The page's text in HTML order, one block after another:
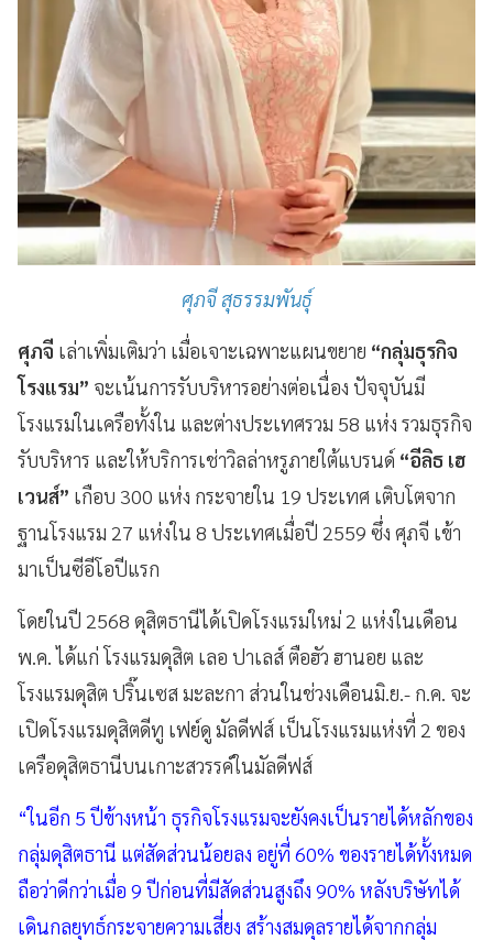
ศุภจี สุธรรมพันธุ์
ศุภจี เล่าเพิ่มเติมว่า เมื่อเจาะเฉพาะแผนขยาย “กลุ่มธุรกิจ
โรงแรม” จะเน้นการรับบริหารอย่างต่อเนื่อง ปัจจุบันมี
โรงแรมในเครือทั้งใน และต่างประเทศรวม 58 แห่ง รวมธุรกิจ
รับบริหาร และให้บริการเช่าวิลล่าหรูภายใต้แบรนด์ “อีลิธ เฮ
เวนส์” เกือบ 300 แห่ง กระจายใน 19 ประเทศ เติบโตจาก
ฐานโรงแรม 27 แห่งใน 8 ประเทศเมื่อปี 2559 ซึ่ง ศุภจี เข้า
มาเป็นซีอีโอปีแรก
โดยในปี 2568 ดุสิตธานีได้เปิดโรงแรมใหม่ 2 แห่งในเดือน
พ.ค. ได้แก่ โรงแรมดุสิต เลอ ปาเลส์ ตือฮัว ฮานอย และ
โรงแรมดุสิต ปริ๊นเซส มะละกา ส่วนในช่วงเดือนมิ.ย.- ก.ค. จะ
เปิดโรงแรมดุสิตดีทู เฟย์ดู มัลดีฟส์ เป็นโรงแรมแห่งที่ 2 ของ
เครือดุสิตธานีบนเกาะสวรรค์ในมัลดีฟส์
“ในอีก 5 ปีข้างหน้า ธุรกิจโรงแรมจะยังคงเป็นรายได้หลักของ
กลุ่มดุสิตธานี แต่สัดส่วนน้อยลง อยู่ที่ 60% ของรายได้ทั้งหมด
ถือว่าดีกว่าเมื่อ 9 ปีก่อนที่มีสัดส่วนสูงถึง 90% หลังบริษัทได้
เดินกลยุทธ์กระจายความเสี่ยง สร้างสมดุลรายได้จากกลุ่ม